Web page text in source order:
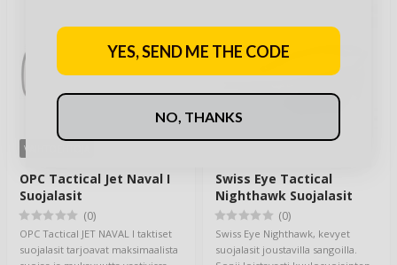
VAIHTOEHTOJA
OPC Tactical Jet Naval I
Suojalasit
(0)
OPC Tactical JET NAVAL I taktiset
suojalasit tarjoavat maksimaalista
Swiss Eye Tactical
Nighthawk Suojalasit
(0)
Swiss Eye Nighthawk, kevyet
suojalasit joustavilla sangoilla.
YES, SEND ME THE CODE
NO, THANKS